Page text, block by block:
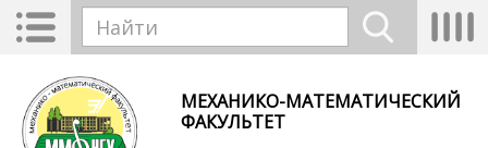
Перейти к основному содержанию
Toggle
navigation
Форма поиска
МЕХАНИКО-МАТЕМАТИЧЕСКИЙ
ФАКУЛЬТЕТ